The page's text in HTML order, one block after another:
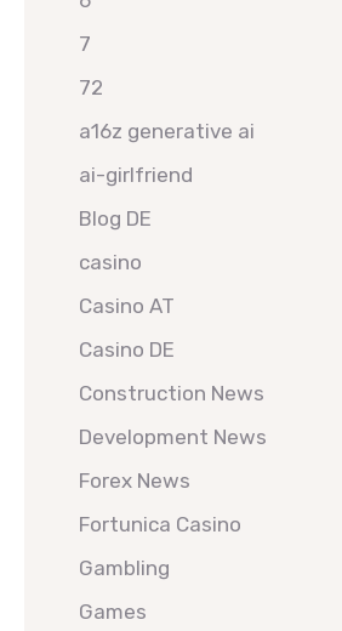
7
72
a16z generative ai
ai-girlfriend
Blog DE
casino
Casino AT
Casino DE
Construction News
Development News
Forex News
Fortunica Casino
Gambling
Games